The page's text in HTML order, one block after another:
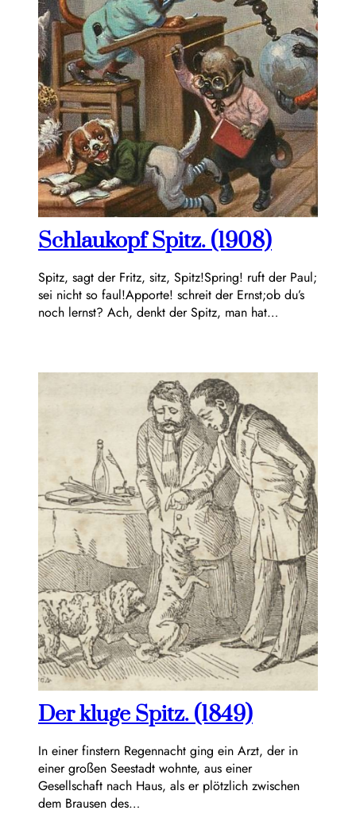
Schlaukopf Spitz. (1908)
Spitz, sagt der Fritz, sitz, Spitz!Spring! ruft der Paul;
sei nicht so faul!Apporte! schreit der Ernst;ob du’s
noch lernst? Ach, denkt der Spitz, man hat…
Der kluge Spitz. (1849)
In einer finstern Regennacht ging ein Arzt, der in
einer großen Seestadt wohnte, aus einer
Gesellschaft nach Haus, als er plötzlich zwischen
dem Brausen des…